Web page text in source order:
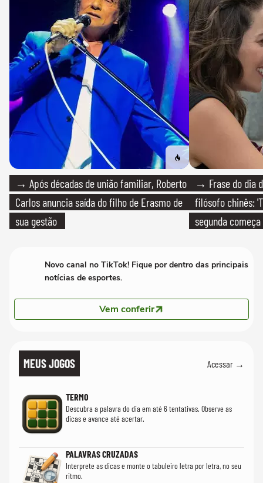
→ Após décadas de união familiar, Roberto
Carlos anuncia saída do filho de Erasmo de
sua gestão
→ Frase do dia
filósofo chinês:
segunda
Novo canal no TikTok! Fique por dentro das principais
notícias de esportes.
Vem conferir
MEUS JOGOS Acessar →
TERMO
Descubra a palavra do dia em até 6 tentativas. Observe as
dicas e avance até acertar.
PALAVRAS CRUZADAS
Interprete as dicas e monte o tabuleiro letra por letra, no seu
ritmo.